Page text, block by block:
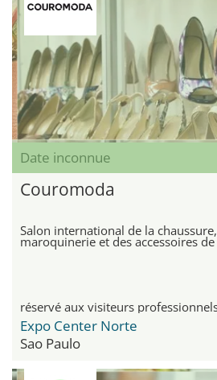
Date inconnue
Couromoda
Salon international de la
maroquinerie et des accessoires
réservé aux visiteurs
Expo Center Norte
Sao Paulo